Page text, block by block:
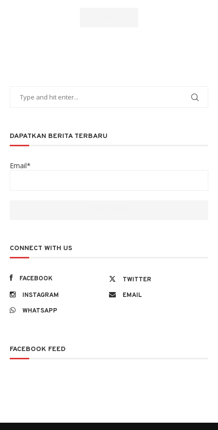
DAPATKAN BERITA TERBARU
Email*
CONNECT WITH US
FACEBOOK
TWITTER
INSTAGRAM
EMAIL
WHATSAPP
FACEBOOK FEED